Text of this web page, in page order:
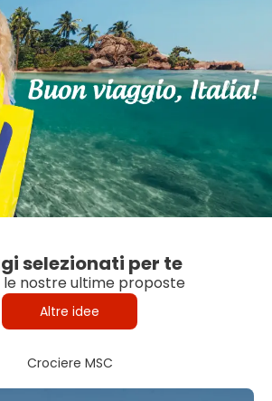
selezionati per te
le nostre ultime proposte
Altre idee
Crociere MSC